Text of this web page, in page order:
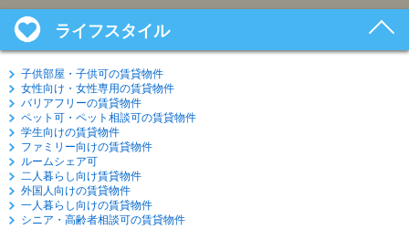
ライフスタイル
子供部屋・子供可の賃貸物件
女性向け・女性専用の賃貸物件
バリアフリーの賃貸物件
ペット可・ペット相談可の賃貸物件
学生向けの賃貸物件
ファミリー向けの賃貸物件
ルームシェア可
二人暮らし向け賃貸物件
外国人向けの賃貸物件
一人暮らし向けの賃貸物件
シニア・高齢者相談可の賃貸物件